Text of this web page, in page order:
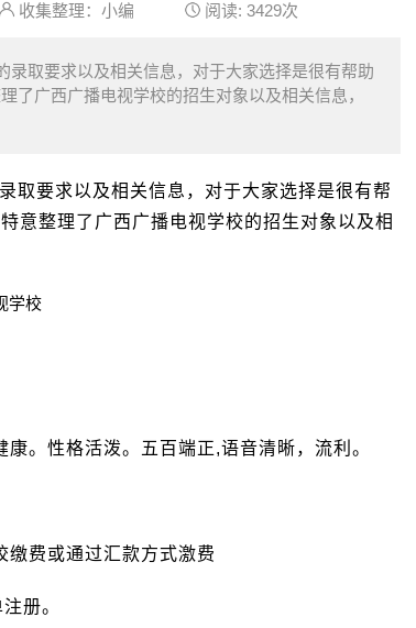
收集整理：小编 阅读: 3429次
取要求以及相关信息，对于大家选择是很有帮助
了广西广播电视学校的招生对象以及相关信息，
取要求以及相关信息，对于大家选择是很有帮
意整理了广西广播电视学校的招生对象以及相
。性格活泼。五百端正,语音清晰，流利。
缴费或通过汇款方式激费
册。